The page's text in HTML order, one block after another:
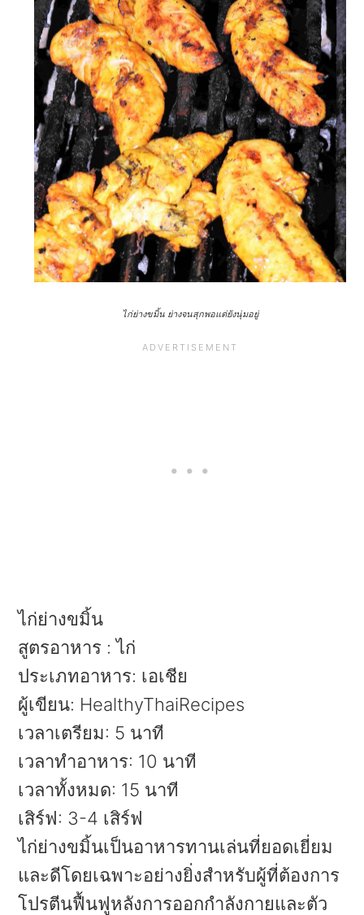
ไก่ย่างขมิ้น ย่างจนสุกพอแต่ยังนุ่มอยู่
ไก่ย่างขมิ้น
สูตรอาหาร :ไก่
ประเภทอาหาร: เอเชีย
ผู้เขียน: HealthyThaiRecipes
เวลาเตรียม: 5 นาที
เวลาทำอาหาร: 10 นาที
เวลาทั้งหมด: 15 นาที
เสิร์ฟ: 3-4 เสิร์ฟ
ไก่ย่างขมิ้นเป็นอาหารทานเล่นที่ยอดเยี่ยม
และดีโดยเฉพาะอย่างยิ่งสำหรับผู้ที่ต้องการ
โปรตีนฟื้นฟูหลังการออกกำลังกายและตัว